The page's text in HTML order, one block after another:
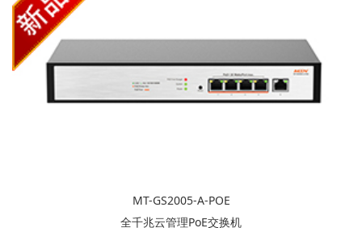
MT-GS2005-A-POE
全千兆云管理PoE交换机